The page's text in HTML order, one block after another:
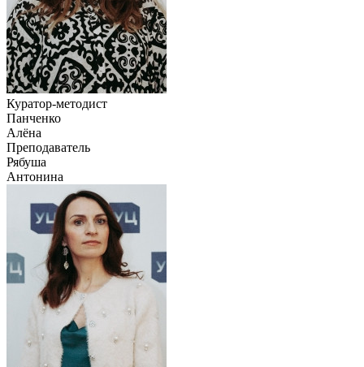
Куратор-методист
Панченко
Алёна
Преподаватель
Рябуша
Антонина